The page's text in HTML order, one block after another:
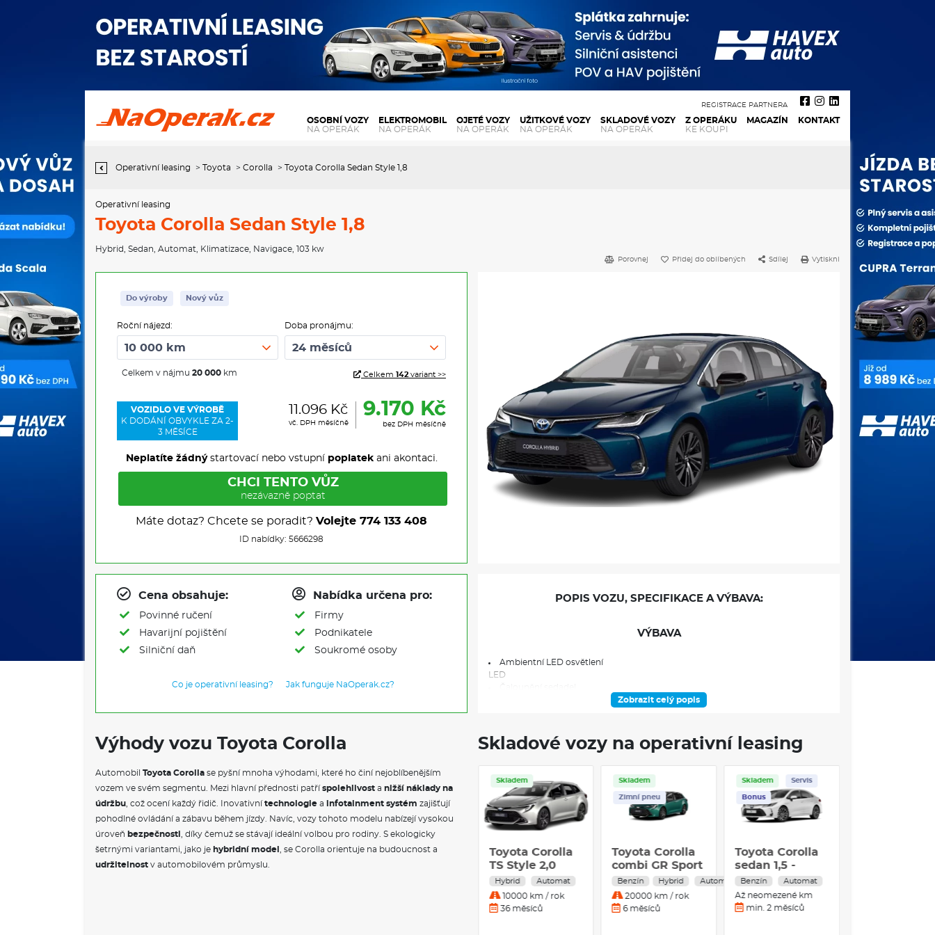
Operativní leasing Toyota Corolla Sedan Style 1,8
OSOBNÍ VOZY
NA OPERÁK
ELEKTROMOBIL
NA OPERÁK
OJETÉ VOZY
NA OPERÁK
UŽITKOVÉ VOZY
NA OPERÁK
SKLADOVÉ VOZY
NA OPERÁK
Z OPERÁKU
KE KOUPI
MAGAZÍN KONTAKT
REGISTRACE PARTNERA
Operativní leasing > Toyota > Corolla > Toyota Corolla Sedan Style 1,8
Operativní leasing
Toyota Corolla Sedan Style 1,8
Hybrid Sedan Automat Klimatizace Navigace , 103 kw
Porovnej Přidej do oblíbených Sdílej Vytiskni
Do výroby Nový vůz
Roční nájezd:
Celkem v nájmu 20 000 km
Doba pronájmu:
Celkem 142 variant >>
VOZIDLO VE VÝROBĚ
K DODÁNÍ OBVYKLE ZA 2-
3 MĚSÍCE
11.096 Kč
vč. DPH měsíčně
9.170 Kč
bez DPH měsíčně
Neplatíte žádnýstartovací nebo vstupní poplatekani akontaci.
CHCI TENTO VŮZ
nezávazně poptat
Máte dotaz? Chcete se poradit? Volejte 774 133 408
ID nabídky: 5666298
Cena obsahuje:
Povinné ručení
Havarijní pojištění
Silniční daň
Nabídka určena pro:
Firmy
Podnikatele
Soukromé osoby
Co je operativní leasing? Jak funguje NaOperak.cz?
POPIS VOZU, SPECIFIKACE A VÝBAVA:
VÝBAVA
Ambientní LED osvětlení
LED
Multifunkční volant
výškově a podélně nastavitelný
Digital Cockpit
12,3"
Středová loketní opěrka
přední i zadní
sklopná dělená v poměru 60:40
Vyhřívaná sedadla
přední
Infotaiment
Toyota Smart Connect 10,5"
USB připojení
Zobrazit celý popis
Výhody vozu Toyota Corolla
Automobil Toyota Corolla se pyšní mnoha výhodami, které ho činí nejoblíbenějším
vozem ve svém segmentu. Mezi hlavní přednosti patříspolehlivost a nižší náklady na
údržbu , což ocení každý řidič. Inovativnítechnologie a infotainment systém zajišťují
pohodlné ovládání a zábavu během jízdy. Navíc, vozy tohoto modelu nabízejí vysokou
úroveň bezpečnosti
, díky čemuž se stávají ideální volbou pro rodiny. S ekologicky
šetrnými variantami, jako je hybridní model
, se Corolla orientuje na budoucnost a
udržitelnost v automobilovém průmyslu.
Skladové vozy na operativní leasing
Toyota Corolla
Skladem
Toyota Corolla
TS Style 2,0
Hybrid Automat
10000 km / rok
36 měsíců
Skladem
Zimní pneu
Toyota Corolla
combi GR Sport
2.0 Hybrid
131kW
Benzín Hybrid Automat
20000 km / rok
6 měsíců
Skladem Servis
Bonus
Toyota Corolla
sedan 1,5 -
Benzin -
Automat - 4x2
Benzín Automat
Až neomezené km
min. 2 měsíců